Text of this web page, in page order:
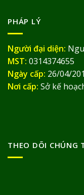
PHÁP LÝ
Người đại diện:
MST: 0314374655
Ngày cấp: 26/04/
Nơi cấp: Sở kế
THEO DÕI CHÚNG